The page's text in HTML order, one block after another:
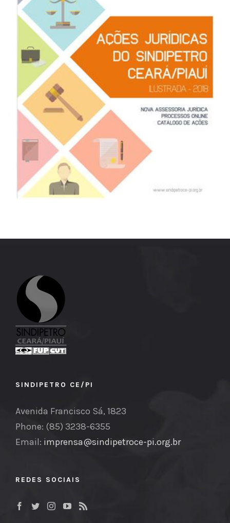
SINDIPETRO CE/PI
Avenida Francisco Sá, 1823
Phone: (85) 3238-6355
Email: imprensa@sindipetroce-pi.org.br
REDES SOCIAIS